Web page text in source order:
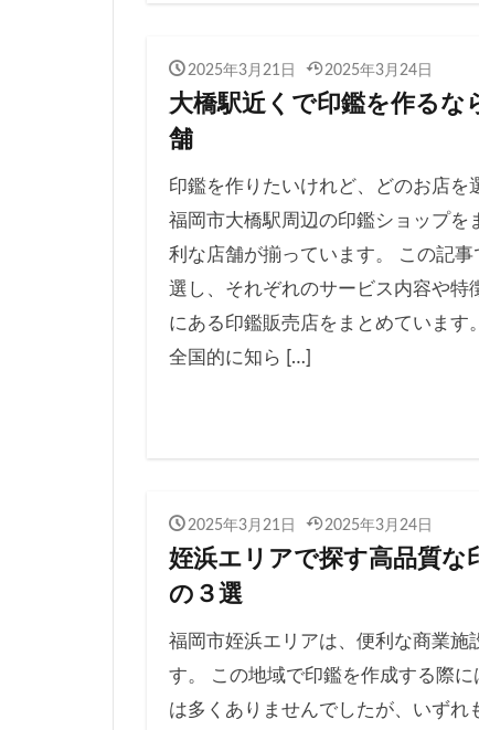
2025年3月21日 2025年3月24日
大橋駅近くで印鑑を作るな
舗
印鑑を作りたいけれど、どのお店
福岡市大橋駅周辺の印鑑ショップを
利な店舗が揃っています。 この記
選し、それぞれのサービス内容や特
にある印鑑販売店をまとめています
全国的に知ら […]
2025年3月21日 2025年3月24日
姪浜エリアで探す高品質な
の３選
福岡市姪浜エリアは、便利な商業
す。 この地域で印鑑を作成する際
は多くありませんでしたが、いずれ